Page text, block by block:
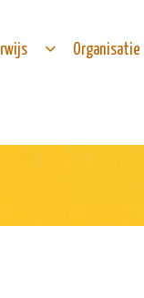
Organisatie